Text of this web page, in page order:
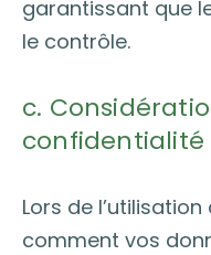
garantissant que
le contrôle.
c.
confidentialité
Lors de l’utilisation
comment vos